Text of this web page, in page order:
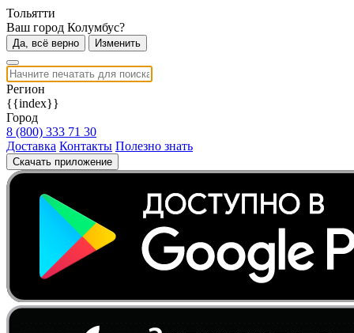
Тольятти
Ваш город Колумбус?
Да, всё верно Изменить
Регион
{{index}}
Город
8 (800) 333 71 30
Доставка Контакты Полезно знать
Скачать приложение